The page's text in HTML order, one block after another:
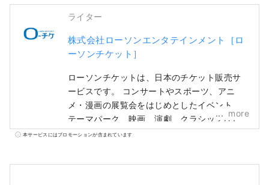
ライター
株式会社ローソンエンタテインメント［ロ
ーソンチケット］
ローソンチケットは、日本のチケット販売サ
ービスです。 コンサートやスポーツ、アニ
メ・漫画の展覧会をはじめとしたイベント、
テーマパーク、映画、演劇、クラシックなど
日本で開催されるエンターテインメントのあ
more
本サービスにはプロモーションが含まれています